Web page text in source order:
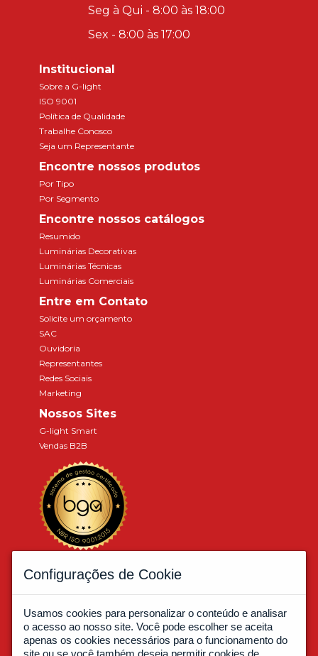
Seg à Qui - 8:00 às 18:00
Sex - 8:00 às 17:00
Institucional
Sobre a G-light
ISO 9001
Política de Qualidade
Trabalhe Conosco
Seja um Representante
Encontre nossos produtos
Por Tipo
Por Segmento
Encontre nossos catálogos
Resumido
Luminárias Decorativas
Luminárias Técnicas
Luminárias Comerciais
Entre em Contato
Solicite um orçamento
SAC
Ouvidoria
Representantes
Redes Sociais
Marketing
Nossos Sites
G-light Smart
Vendas B2B
Associados a:
Configurações de Cookie
Usamos cookies para personalizar o conteúdo e analisar
o acesso ao nosso site. Você pode escolher se aceita
apenas os cookies necessários para o funcionamento do